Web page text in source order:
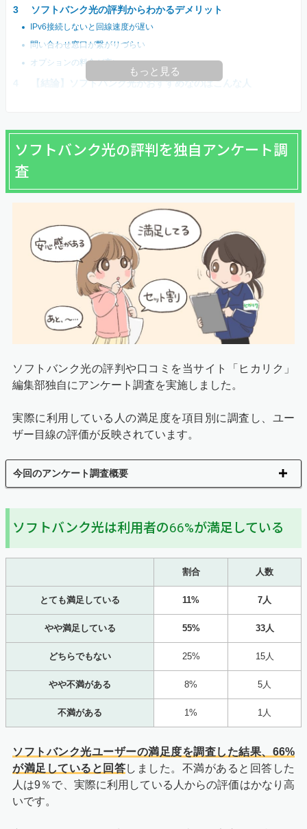
ソフトバンク光の評判からわかるデメリット
IPv6接続しないと回線速度が遅い
問い合わせ窓口が繋がりづらい
オプションの料金が高い
【結論】ソフトバンク光がおすすめなのはこんな人
もっと見る
ソフトバンク光の評判を独自アンケート調
査
ソフトバンク光の評判や口コミを当サイト「ヒカリク」
編集部独自にアンケート調査を実施しました。
実際に利用している人の満足度を項目別に調査し、ユー
ザー目線の評価が反映されています。
今回のアンケート調査概要
ソフトバンク光は利用者の66%が満足している
割合 人数
とても満足している 11% 7人
やや満足している 55% 33人
どちらでもない 25% 15人
やや不満がある 8% 5人
不満がある 1% 1人
ソフトバンク光ユーザーの満足度を調査した結果、66%
が満足していると回答しました。不満があると回答した
人は9％で、実際に利用している人からの評価はかなり高
いです。